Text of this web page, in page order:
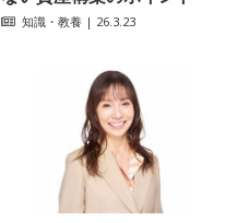
知識・教養 | 26.3.23